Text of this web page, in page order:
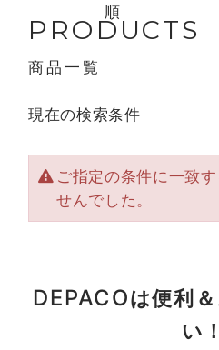
順
PRODUCTS
商品一覧
現在の検索条件
ご指定の条件に一致
せんでした。
DEPACOは便利
い！